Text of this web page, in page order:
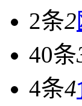
2条2
40条
4条4